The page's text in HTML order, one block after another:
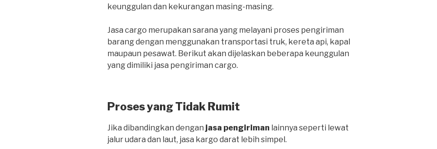
keunggulan dan kekurangan masing-masing.
Jasa cargo merupakan sarana yang melayani proses pengiriman
barang dengan menggunakan transportasi truk, kereta api, kapal
maupaun pesawat. Berikut akan dijelaskan beberapa keunggulan
yang dimiliki jasa pengiriman cargo.
Proses yang Tidak Rumit
Jika dibandingkan dengan jasa pengiriman lainnya seperti lewat
jalur udara dan laut, jasa kargo darat lebih simpel.